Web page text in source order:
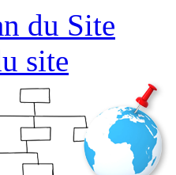
du Site
site